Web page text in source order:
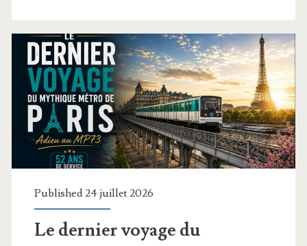
Étiquette :
<span>transport</
Published 24 juillet 2026
Le dernier voyage du